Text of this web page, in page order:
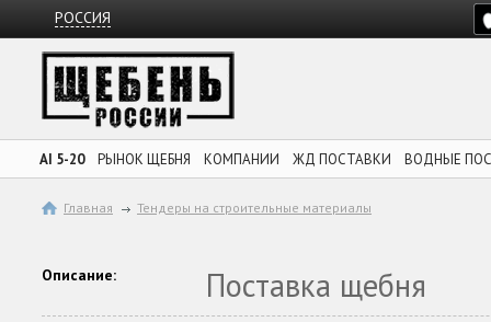
РОССИЯ
AI 5-20 РЫНОК ЩЕБНЯ КОМПАНИИ ЖД ПОСТАВКИ ВОДНЫЕ
Главная Тендеры на строительные материалы
Описание: Поставка щебня